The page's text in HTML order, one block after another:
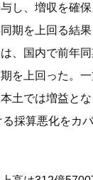
し、増収を確
期を上回る結
、国内で前年
を上回った。
土では増益と
採算悪化をカ